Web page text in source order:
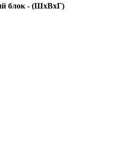
блок - (ШхВхГ)